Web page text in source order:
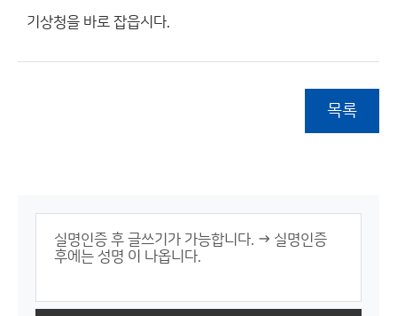
기상청을 바로 잡읍시다.
목록